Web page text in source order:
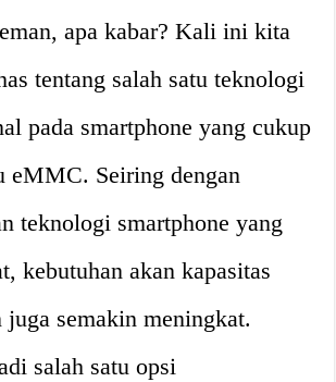
apa kabar? Kali ini kita
tentang salah satu teknologi
pada smartphone yang cukup
eMMC. Seiring dengan
teknologi smartphone yang
kebutuhan akan kapasitas
juga semakin meningkat.
salah satu opsi